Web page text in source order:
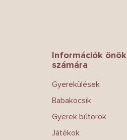
Információk önök
számára
Gyerekülések
Babakocsik
Gyerek bútorok
Játékok